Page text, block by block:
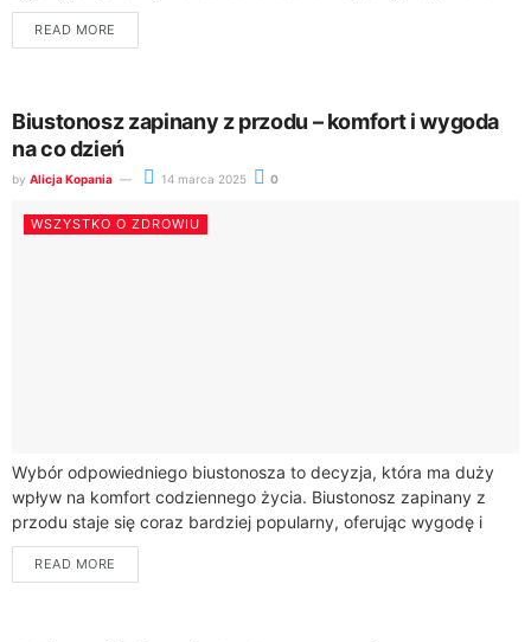
prowadzić do poważnych problemów, takich jak próchnica,
zapalenie dziąseł i...
READ MORE
Biustonosz zapinany z przodu – komfort i wygoda
na co dzień
by Alicja Kopania 14 marca 2025 0
WSZYSTKO O ZDROWIU
Wybór odpowiedniego biustonosza to decyzja, która ma duży
wpływ na komfort codziennego życia. Biustonosz zapinany z
przodu staje się coraz bardziej popularny, oferując wygodę i
funkcjonalność, których oczekują kobiety na...
READ MORE